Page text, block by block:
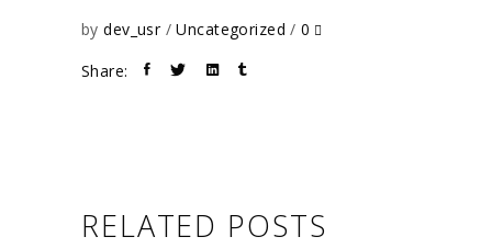
bydev_usr Uncategorized
0
Share:
RELATED POSTS